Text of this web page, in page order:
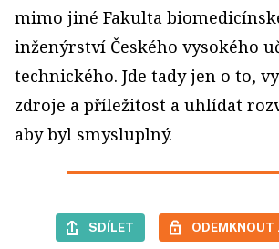
mimo jiné Fakulta
inženýrství Českého vysokého
technického. Jde tady jen o to,
zdroje a příležitost a uhlídat
aby byl smysluplný.
SDÍLET ODEMKNOUT